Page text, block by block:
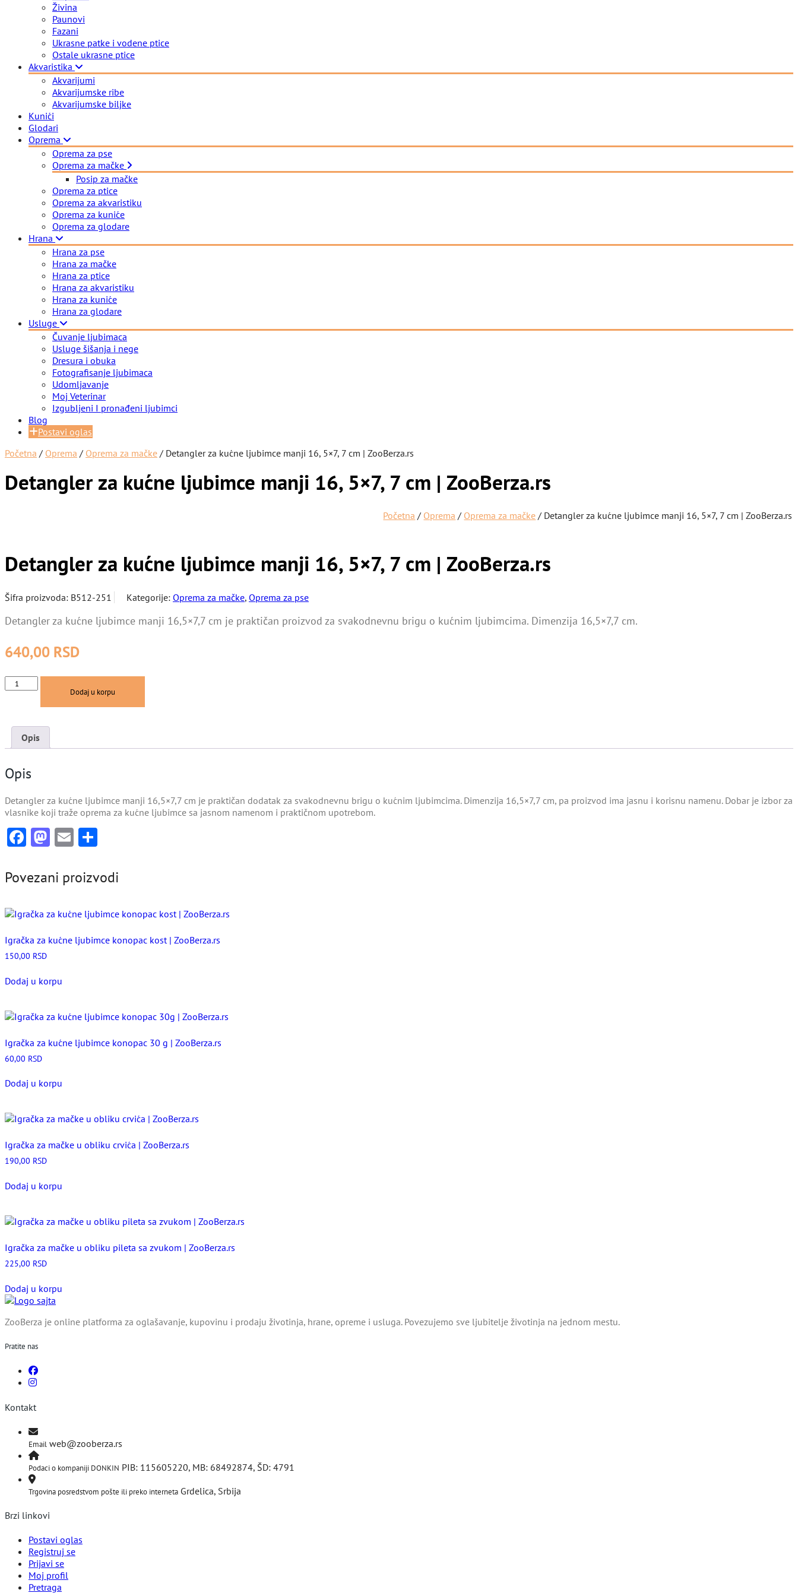
Živina
Paunovi
Fazani
Ukrasne patke i vodene ptice
Ostale ukrasne ptice
Akvaristika
Akvarijumi
Akvarijumske ribe
Akvarijumske biljke
Kunići
Glodari
Oprema
Oprema za pse
Oprema za mačke
Posip za mačke
Oprema za ptice
Oprema za akvaristiku
Oprema za kuniće
Oprema za glodare
Hrana
Hrana za pse
Hrana za mačke
Hrana za ptice
Hrana za akvaristiku
Hrana za kuniće
Hrana za glodare
Usluge
Čuvanje ljubimaca
Usluge šišanja i nege
Dresura i obuka
Fotografisanje ljubimaca
Udomljavanje
Moj Veterinar
Izgubljeni I pronađeni ljubimci
Blog
Postavi oglas
Početna / Oprema / Oprema za mačke / Detangler za kućne ljubimce manji 16, 5×7, 7 cm | ZooBerza.rs
Detangler za kućne ljubimce manji 16, 5×7, 7 cm | ZooBerza.rs
Početna / Oprema / Oprema za mačke / Detangler za kućne ljubimce manji 16, 5×7, 7 cm | ZooBerza.rs
Detangler za kućne ljubimce manji 16, 5×7, 7 cm | ZooBerza.rs
Šifra proizvoda: B512-251 Kategorije: Oprema za mačke, Oprema za pse
Detangler za kućne ljubimce manji 16,5×7,7 cm je praktičan proizvod za svakodnevnu brigu o kućnim ljubimcima. Dimenzija 16,5×7,7 cm.
640,00 RSD
Detangler
za
manji
5x7,
cm
ZooBerza.rs
količina
Dodaj u korpu
Opis
Opis
Detangler za kućne ljubimce manji 16,5×7,7 cm je praktičan dodatak za svakodnevnu brigu o kućnim ljubimcima. Dimenzija 16,5×7,7 cm, pa proizvod ima jasnu i korisnu namenu. Dobar je izbor za
vlasnike koji traže oprema za kućne ljubimce sa jasnom namenom i praktičnom upotrebom.
Facebook
Mastodon
Email
Povezani proizvodi
Igračka za kućne ljubimce konopac kost | ZooBerza.rs
150,00 RSD
Dodaj u korpu
Igračka za kućne ljubimce konopac 30 g | ZooBerza.rs
60,00 RSD
Dodaj u korpu
Igračka za mačke u obliku crvića | ZooBerza.rs
190,00 RSD
Dodaj u korpu
Igračka za mačke u obliku pileta sa zvukom | ZooBerza.rs
225,00 RSD
Dodaj u korpu
ZooBerza je online platforma za oglašavanje, kupovinu i prodaju životinja, hrane, opreme i usluga. Povezujemo sve ljubitelje životinja na jednom mestu.
Pratite nas
Kontakt
Email web@zooberza.rs
Podaci o kompaniji DONKIN PIB: 115605220, MB: 68492874, ŠD: 4791
Trgovina posredstvom pošte ili preko interneta Grdelica, Srbija
Brzi linkovi
Postavi oglas
Registruj se
Prijavi se
Moj profil
Pretraga